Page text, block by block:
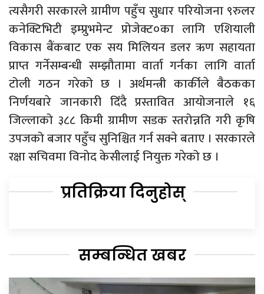
त्यसैगरी सरकारले ग्रामीण पहुँच सुधार परियोजना ९रुलर
कनेक्टिभिटी इम्प्रुभमेन्ट प्रोजेक्ट०का लागि एशियाली
विकास बैंकबाट एक सय मिलियन डलर ऋण सहायता
प्राप्त गर्नेसम्बन्धी सम्झौतामा वार्ता गर्नका लागि वार्ता
टोली गठन गरेको छ । अर्थमन्त्री कार्कीले बैठकका
निर्णयबारे जानकारी दिँदै प्रस्तावित आयोजनाले १६
जिल्लाको ३८८ किमी ग्रामीण सडक स्तरोन्नति गरी कृषि
उपजको बजार पहुँच सुनिश्चित गर्न सक्ने बताए । सरकारले
रक्षा सचिवमा विनोद केसीलाई नियुक्त गरेको छ ।
प्रतिक्रिया दिनुहोस्
सम्बन्धित खबर